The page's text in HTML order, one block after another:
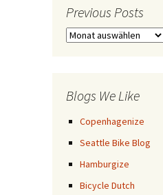
Previous Posts
Previous
Blogs We Like
Copenhagenize
Seattle Bike Blog
Hamburgize
Bicycle Dutch